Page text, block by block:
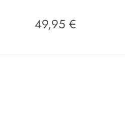
49,95 €